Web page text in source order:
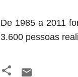
De 1985 a 2011
3.600 pessoas